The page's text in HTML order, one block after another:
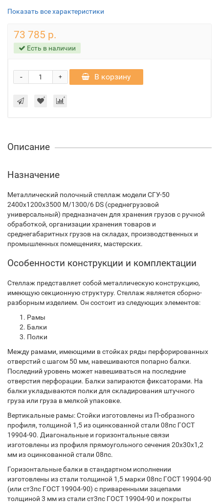
Показать все характеристики
73 785 р.
Есть в наличии
+
- В корзину
Описание
Назначение
Металлический полочный стеллаж модели СГУ-50
2400х1200х3500 М/1300/6 DS (среднегрузовой
универсальный) предназначен для хранения грузов с ручной
обработкой, организации хранения товаров и
среднегабаритных грузов на складах, производственных и
промышленных помещениях, мастерских.
Особенности конструкции и комплектации
Стеллаж представляет собой металлическую конструкцию,
имеющую секционную структуру. Стеллаж является сборно-
разборным изделием. Он состоит из следующих элементов:
Рамы
Балки
Полки
Между рамами, имеющими в стойках ряды перфорированных
отверстий с шагом 50 мм, навешиваются попарно балки.
Последний уровень может навешиваться на последние
отверстия перфорации. Балки запираются фиксаторами. На
балки укладываются полки для складирования штучного
груза или груза в мелкой упаковке.
Вертикальные рамы: Стойки изготовлены из П-образного
профиля, толщиной 1,5 из оцинкованной стали 08пс ГОСТ
19904-90. Диагональные и горизонтальные связи
изготовлены из профиля прямоугольного сечения 20х30х1,2
мм из оцинкованной стали 08пс.
Горизонтальные балки в стандартном исполнении
изготовлены из стали толщиной 1,5 марки 08пс ГОСТ 19904-90
(или ст3пс ГОСТ 19904-90) с приваренными зацепами
толщиной 3 мм из стали ст3пс ГОСТ 19904-90 и покрыты